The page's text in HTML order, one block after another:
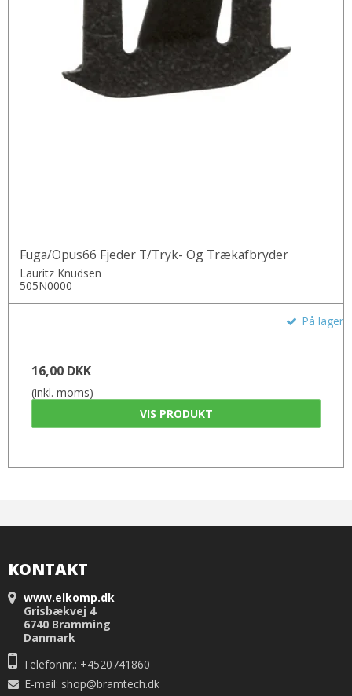
Fuga/Opus66 Fjeder T/Tryk- Og Trækafbryder
Lauritz Knudsen
505N0000
På lager
16,00 DKK
(inkl. moms)
VIS PRODUKT
KONTAKT
www.elkomp.dk
Grisbækvej 4
6740 Bramming
Danmark
Telefonnr.: +4520741860
E-mail: shop@bramtech.dk